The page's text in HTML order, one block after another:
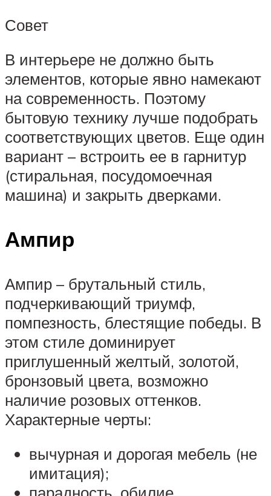
Совет
В интерьере не должно быть
элементов, которые явно намекают
на современность. Поэтому
бытовую технику лучше подобрать
соответствующих цветов. Еще один
вариант – встроить ее в гарнитур
(стиральная, посудомоечная
машина) и закрыть дверками.
Ампир
Ампир – брутальный стиль,
подчеркивающий триумф,
помпезность, блестящие победы. В
этом стиле доминирует
приглушенный желтый, золотой,
бронзовый цвета, возможно
наличие розовых оттенков.
Характерные черты:
вычурная и дорогая мебель (не
имитация);